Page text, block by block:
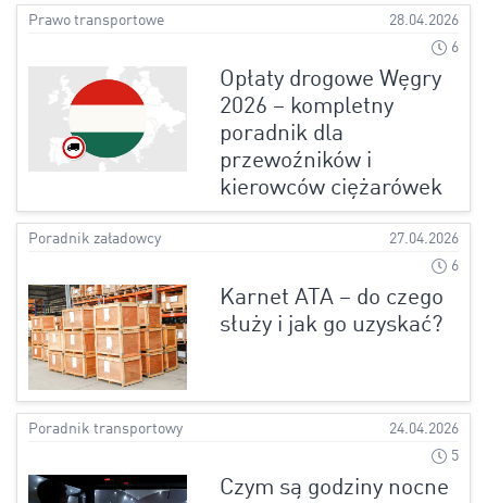
Prawo transportowe
28.04.2026
6
Opłaty drogowe Węgry
2026 – kompletny
poradnik dla
przewoźników i
kierowców ciężarówek
Poradnik załadowcy
27.04.2026
6
Karnet ATA – do czego
służy i jak go uzyskać?
Poradnik transportowy
24.04.2026
5
Czym są godziny nocne